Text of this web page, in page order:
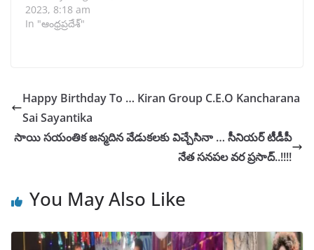
2023, 8:18 am
In "ఆంధ్రప్రదేశ్"
Happy Birthday To … Kiran Group C.E.O Kancharana
Sai Sayantika
సాయి సయంతిక జన్మదిన వేడుకలకు విచ్చేసినా … సీనియర్ టీడీపీ
నేత సనపల వర ప్రసాద్..!!!!
You May Also Like